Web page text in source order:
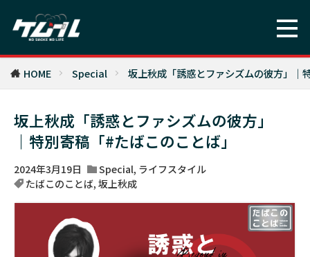
HOME Special 坂上秋成「誘惑とファシズムの彼方」｜
坂上秋成「誘惑とファシズムの彼方」
｜特別寄稿「#たばこのことば」
2024年3月19日 Special, ライフスタイル
たばこのことば, 坂上秋成